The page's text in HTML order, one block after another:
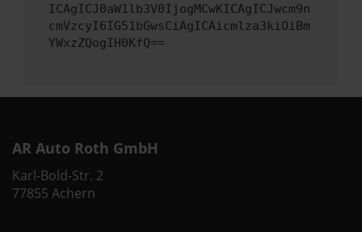
ICAgICJ0aW1lb3V0IjogMCwKICAgICJwcm9n
cmVzcyI6IG51bGwsCiAgICAicmlza3kiOiBm
YWxzZQogIH0KfQ==
AR Auto Roth GmbH
Karl-Bold-Str. 2
77855 Achern